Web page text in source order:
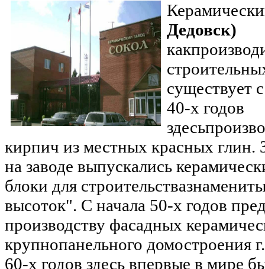
Дедовск)
как
существует
40-х годов
здесь
кирпич из местных красных глин.
на заводе выпускались
блоки для строительства
высоток". С начала 50-х годов
производству фасадных
крупнопанельного домостроения
60-х годов здесь впервые в мире